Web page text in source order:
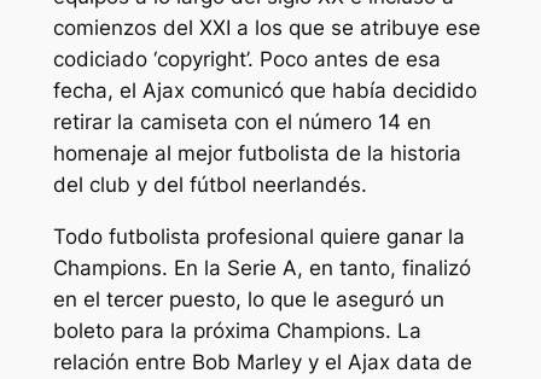
comienzos del XXI a los que se atribuye ese
codiciado ‘copyright’. Poco antes de esa
fecha, el Ajax comunicó que había decidido
retirar la camiseta con el número 14 en
homenaje al mejor futbolista de la historia
del club y del fútbol neerlandés.
Todo futbolista profesional quiere ganar la
Champions. En la Serie A, en tanto, finalizó
en el tercer puesto, lo que le aseguró un
boleto para la próxima Champions. La
relación entre Bob Marley y el Ajax data de